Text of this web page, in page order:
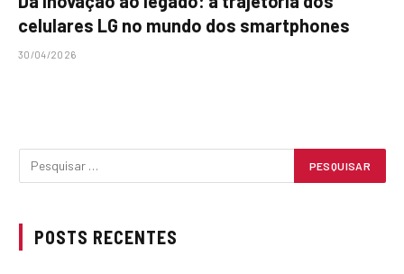
celulares LG no mundo dos smartphones
30/04/2026
POSTS RECENTES